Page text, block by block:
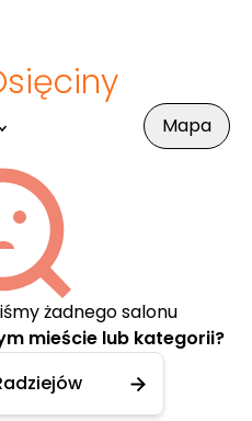
Mapa
żadnego salonu
mieście lub kategorii?